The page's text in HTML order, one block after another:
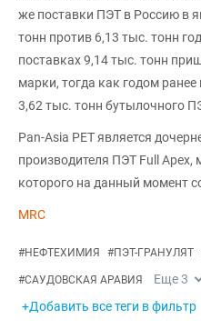
же поставки ПЭТ в Россию в
тонн против 6,13 тыс. тонн
поставках 9,14 тыс. тонн
марки, тогда как годом
3,62 тыс. тонн бутылочного
Pan-Asia PET является
производителя ПЭТ Full
которого на данный момент
MRC
#НЕФТЕХИМИЯ #ПЭТ-ГРАНУЛЯТ
#САУДОВСКАЯ АРАВИЯ Еще3
+Добавить все теги в фильтр